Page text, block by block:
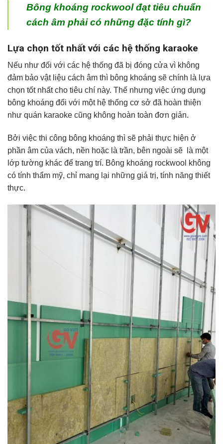
Bông khoáng rockwool đạt tiêu chuẩn
cách âm phải có những đặc tính gì?
Lựa chọn tốt nhất với các hệ thống karaoke
Nếu như đối với các hệ thống đã bị đóng cửa vì không
đảm bảo vật liệu cách âm thì bông khoáng sẽ chính là lựa
chọn tốt nhất cho tiêu chí này. Thế nhưng việc ứng dụng
bông khoáng đối với một hệ thống cơ sở đã hoàn thiện
như quán karaoke cũng không hoàn toàn đơn giản.
Bởi việc thi công bông khoáng thì sẽ phải thực hiện ở
phần âm của vách, nền hoặc là trần, bên ngoài sẽ là một
lớp tường khác để trang trí. Bông khoáng rockwool không
có tính thẩm mỹ, chỉ mang lại những giá trị, tính năng thiết
thực.